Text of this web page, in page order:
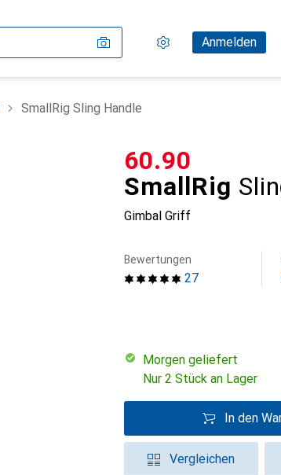
Einstellungen
KundenkontoAnmelden
Vergleichslisten
Merklisten
Warenkorb
SmallRig Sling Handle
SmallRig
Gimbal Griff
CHF
60.90
27
Bewertungen
morgen geliefert
Nur 2 Stück an Lager
In den
Vergleichen